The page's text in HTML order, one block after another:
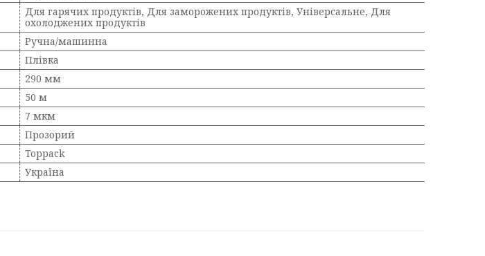
Для гарячих продуктів, Для заморожених продуктів, Універсальне, Для
охолоджених продуктів
Ручна/машинна
Плівка
290 мм
50 м
7 мкм
Прозорий
Toppack
Україна